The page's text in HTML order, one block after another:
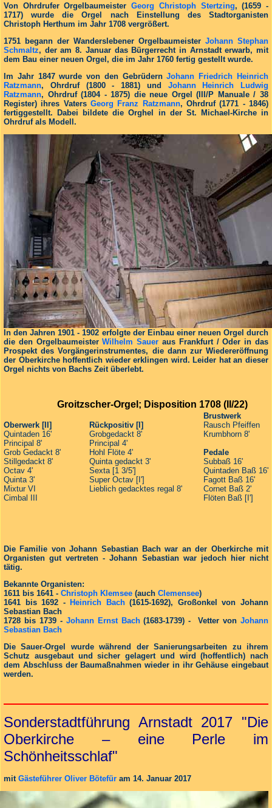
Von Ohrdrufer OrgelbaumeisterGeorg Christoph Stertzing, (1659 -
1717) wurde die Orgel nach Einstellung des Stadtorganisten
Christoph Herthum im Jahr 1708 vergrößert.
1751 begann der Wanderslebener Orgelbaumeister Johann Stephan
Schmaltz, der am 8. Januar das Bürgerrecht in Arnstadt erwarb, mit
dem Bau einer neuen Orgel, die im Jahr 1760 fertig gestellt wurde.
Im Jahr 1847 wurde von den GebrüdernJohann Friedrich Heinrich
Ratzmann, Ohrdruf (1800 - 1881) und Johann Heinrich Ludwig
Ratzmann, Ohrdruf (1804 - 1875) die neue Orgel (III/P Manuale / 38
Register) ihres Vaters Georg Franz Ratzmann, Ohrdruf (1771 - 1846)
fertiggestellt. Dabei bildete die Orghel in der St. Michael-Kirche in
Ohrdruf als Modell.
In den Jahren 1901 - 1902 erfolgte der Einbau einer neuen Orgel durch
die den OrgelbaumeisterWilhelm Sauer aus Frankfurt / Oder in das
Prospekt des Vorgängerinstrumentes, die dann zur Wiedereröffnung
der Oberkirche hoffentlich wieder erklingen wird. Leider hat an dieser
Orgel nichts von Bachs Zeit überlebt.
Groitzscher-Orgel; Disposition 1708 (II/22)
Brustwerk
Oberwerk [II]
Rückpositiv [I]
Rausch Pfeiffen
Quintaden 16'
Grobgedackt 8'
Krumbhorn 8'
Principal 8'
Principal 4'
Grob Gedackt 8'
Hohl Flöte 4'
Pedale
Stillgedackt 8'
Quinta gedackt 3'
Subbaß 16'
Octav 4'
Sexta [1 3/5']
Quintaden Baß 16'
Quinta 3'
Super Octav [I']
Fagott Baß 16'
Mixtur VI
Lieblich gedacktes regal 8'
Cornet Baß 2'
Cimbal III
Flöten Baß [I']
Die Familie von Johann Sebastian Bach war an der Oberkirche mit
Organisten gut vertreten - Johann Sebastian war jedoch hier nicht
tätig.
Bekannte Organisten:
1611 bis 1641 - Christoph Klemsee (auch Clemensee)
1641 bis 1692 - Heinrich Bach(1615-1692), Großonkel von Johann
Sebastian Bach
1728 bis 1739 - Johann Ernst Bach(1683-1739) - Vetter vonJohann
Sebastian Bach
Die Sauer-Orgel wurde während der Sanierungsarbeiten zu ihrem
Schutz ausgebaut und sicher gelagert und wird (hoffentlich) nach
dem Abschluss der Baumaßnahmen wieder in ihr Gehäuse eingebaut
werden.
Sonderstadtführung Arnstadt 2017 "Die
Oberkirche – eine Perle im
Schönheitsschlaf"
mit Gästeführer Oliver Bötefür am 14. Januar 2017